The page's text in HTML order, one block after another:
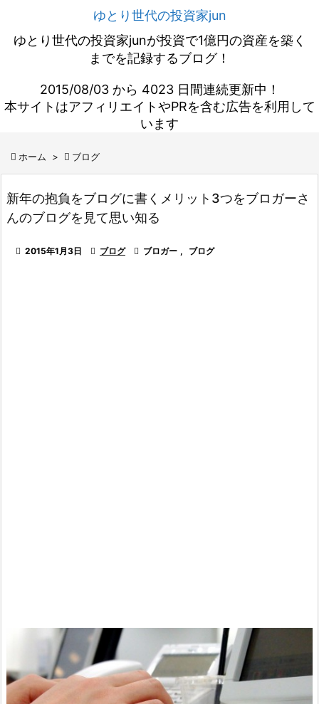
ゆとり世代の投資家jun
ゆとり世代の投資家junが投資で1億円の資産を築く
までを記録するブログ！
2015/08/03 から 4023 日間連続更新中！
本サイトはアフィリエイトやPRを含む広告を利用して
います
 ホーム >  ブログ
新年の抱負をブログに書くメリット3つをブロガーさ
んのブログを見て思い知る
 2015年1月3日  ブログ  ブロガー , ブログ